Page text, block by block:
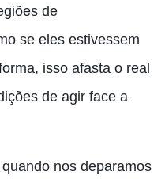
de
se eles estivessem
isso afasta o real
de agir face a
nos deparamos